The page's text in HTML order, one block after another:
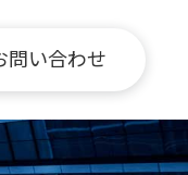
問い合わせ